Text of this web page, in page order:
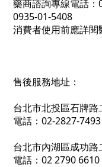
藥商諮詢專線電話
0935-01-5408
消費者使用前應詳
售後服務地址：
台北市北投區石牌路
電話：02-2827-
台北市內湖區成功路
電話：02 2790 6610